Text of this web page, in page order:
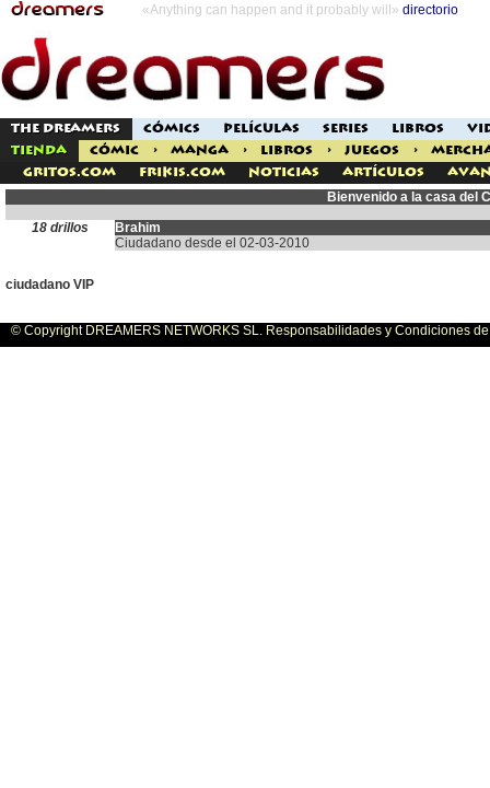
«Anything can happen and it probably will» directorio
THE DREAMERS CÓMICS PELÍCULAS SERIES LIBROS
TIENDA
CÓMIC > MANGA > LIBROS > JUEGOS >
Gritos.com
Frikis.com Noticias Artículos
Bienvenido a la casa del
18 drillos
Brahim
Ciudadano desde el 02-03-2010
ciudadano VIP
© Copyright DREAMERS NETWORKS SL. Responsabilidades y Condiciones